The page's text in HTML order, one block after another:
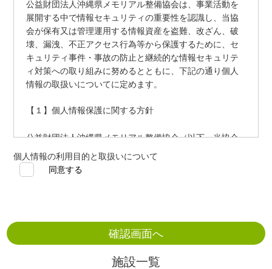
公益財団法人沖縄県メモリアル整備協会は、事業活動を
展開する中で情報セキュリティの重要性を認識し、当協
会が保有又は管理運用する情報資産を盗難、改ざん、破
壊、漏洩、不正アクセス行為等から保護するために、セ
キュリティ事件・事故の防止と継続的な情報セキュリテ
ィ対策への取り組みに努めるとともに、下記の通り個人
情報の取扱いについてに定めます。
【１】個人情報保護に関する方針
公益財団法人沖縄県メモリアル整備協会（以下、当協会
と表記）は、個人情報の取扱いにおける重要性、また社
会的な責任を十分に認識した上で、個人情報の適正な保
個人情報を取扱います。
当協会は、個人情報の利用目的を明確にし、その取扱い
す。保持する内容については、できる限り正確で最新の
個人情報の利用目的と取扱いについて
同意する
施設一覧